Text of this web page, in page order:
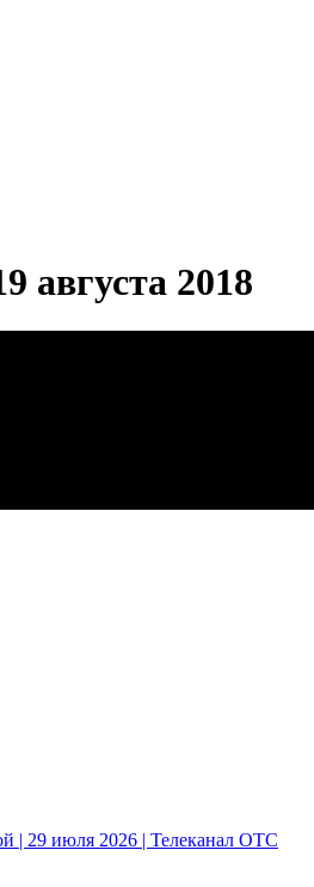
августа 2018
| 29 июля 2026 | Телеканал ОТС